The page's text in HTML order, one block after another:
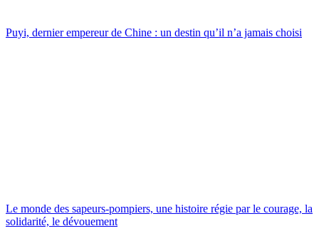
Puyi, dernier empereur de Chine : un destin qu’il n’a jamais choisi
Le monde des sapeurs-pompiers, une histoire régie par le courage, la
solidarité, le dévouement